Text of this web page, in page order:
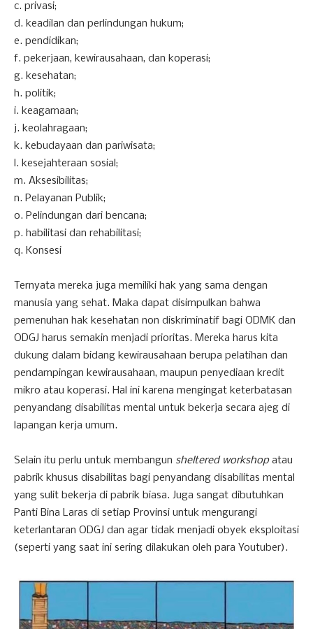
c. privasi;
d. keadilan dan perlindungan hukum;
e. pendidikan;
f. pekerjaan, kewirausahaan, dan koperasi;
g. kesehatan;
h. politik;
i. keagamaan;
j. keolahragaan;
k. kebudayaan dan pariwisata;
l. kesejahteraan sosial;
m. Aksesibilitas;
n. Pelayanan Publik;
o. Pelindungan dari bencana;
p. habilitasi dan rehabilitasi;
q. Konsesi
Ternyata mereka juga memiliki hak yang sama dengan
manusia yang sehat. Maka dapat disimpulkan bahwa
pemenuhan hak kesehatan non diskriminatif bagi ODMK dan
ODGJ harus semakin menjadi prioritas. Mereka harus kita
dukung dalam bidang kewirausahaan berupa pelatihan dan
pendampingan kewirausahaan, maupun penyediaan kredit
mikro atau koperasi. Hal ini karena mengingat keterbatasan
penyandang disabilitas mental untuk bekerja secara ajeg di
lapangan kerja umum.
Selain itu perlu untuk membangun sheltered workshopatau
pabrik khusus disabilitas bagi penyandang disabilitas mental
yang sulit bekerja di pabrik biasa. Juga sangat dibutuhkan
Panti Bina Laras di setiap Provinsi untuk mengurangi
keterlantaran ODGJ dan agar tidak menjadi obyek eksploitasi
(seperti yang saat ini sering dilakukan oleh para Youtuber).